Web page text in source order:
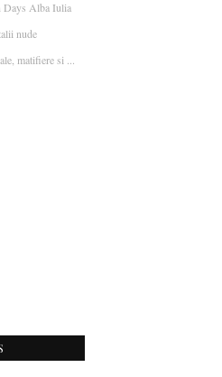
Days Alba Iulia
nude
matifiere si ...